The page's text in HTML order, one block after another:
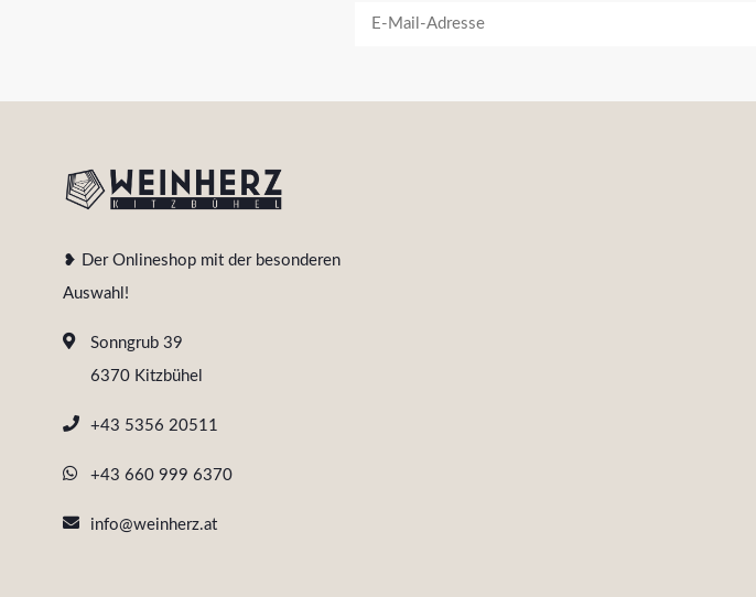
❥ Der Onlineshop mit der besonderen
Auswahl!
Sonngrub 39
6370 Kitzbühel
+43 5356 20511
+43 660 999 6370
info@weinherz.at